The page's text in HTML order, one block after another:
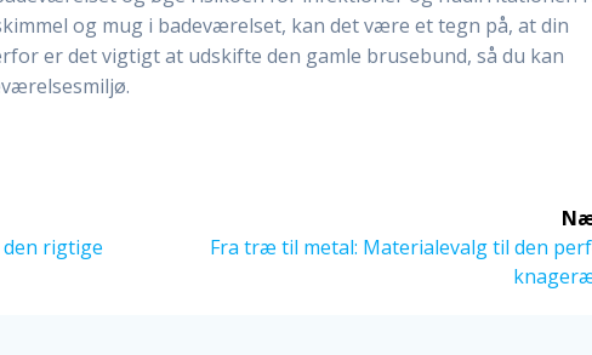
og mug i badeværelset, kan det være et tegn på, at din
er det vigtigt at udskifte den gamle brusebund, så du kan
rigtige
Næste
Fra træ til metal: Materialevalg til den